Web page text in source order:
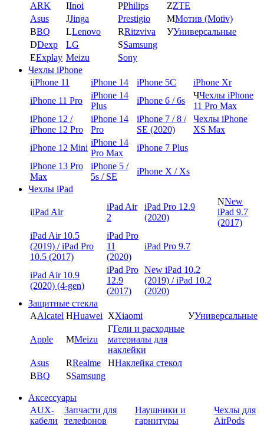
ARK
IInoi PPhilips ZZTE
Asus
JJinga Prestigio ММотив (Motiv)
BBQ LLenovo RRitzviva УУниверсальные
DDexp LG SSamsung
EExplay Meizu
Sony
Чехлы iPhone
iiPhone 11 iPhone 14 iPhone 5C
iPhone Xr
iPhone 11 Pro
iPhone 14
Plus
iPhone 6 / 6s
ЧЧехлы iPhone
11 Pro Max
iPhone 12 /
iPhone 12 Pro
iPhone 14
Pro
iPhone 7 / 8 /
SE (2020)
Чехлы iPhone
XS Max
iPhone 12 Mini
iPhone 14
Pro Max
iPhone 7 Plus
iPhone 13 Pro
Max
iPhone 5 /
5s / SE
iPhone X / Xs
Чехлы iPad
iiPad Air
iPad Air
2
iPad Pro 12.9
(2020)
NNew
iPad 9.7
(2017)
iPad Air 10.5
(2019) / iPad Pro
10.5 (2017)
iPad Pro
11
(2020)
iPad Pro 9.7
iPad Air 10.9
(2020) (4-gen)
iPad Pro
12.9
(2017)
New iPad 10.2
(2019) / iPad 10.2
(2020)
Защитные стекла
AAlcatel HHuawei XXiaomi УУниверсальные
Apple MMeizu
ГГели и расходные
материалы для
наклейки
Asus
RRealme ННаклейка стекол
BBQ SSamsung
Аксессуары
AUX-
кабели
Запчасти для
телефонов
Наушники и
гарнитуры
Чехлы для
AirPods